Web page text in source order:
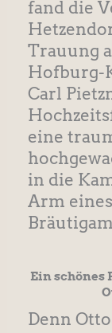
fand die
Trauung
Hofburg-
Carl
eine
in die
Arm
Ein schönes
Denn